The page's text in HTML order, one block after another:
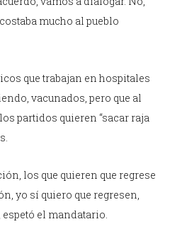
mucho al pueblo
que trabajan en hospitales
vacunados, pero que al
partidos quieren “sacar raja
los que quieren que regrese
yo sí quiero que regresen,
espetó el mandatario.